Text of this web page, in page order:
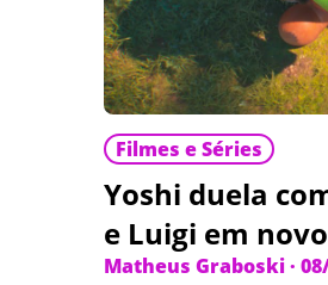
Filmes e Séries
Yoshi duela
e Luigi em
Matheus Graboski·